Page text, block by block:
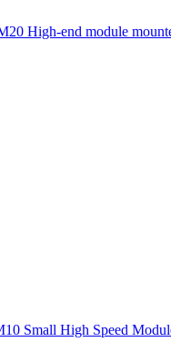
High-end module
Small High Speed